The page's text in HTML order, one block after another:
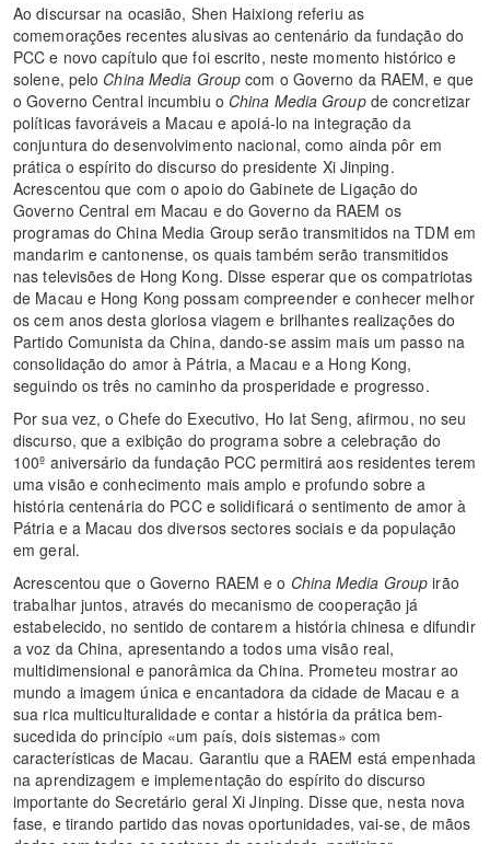
Ao discursar na ocasião, Shen Haixiong referiu as
comemorações recentes alusivas ao centenário da fundação do
PCC e novo capítulo que foi escrito, neste momento histórico e
solene, pelo China Media Group com o Governo da RAEM, e que
o Governo Central incumbiu o China Media Groupde concretizar
políticas favoráveis a Macau e apoiá-lo na integração da
conjuntura do desenvolvimento nacional, como ainda pôr em
prática o espírito do discurso do presidente Xi Jinping.
Acrescentou que com o apoio do Gabinete de Ligação do
Governo Central em Macau e do Governo da RAEM os
programas do China Media Group serão transmitidos na TDM em
mandarim e cantonense, os quais também serão transmitidos
nas televisões de Hong Kong. Disse esperar que os compatriotas
de Macau e Hong Kong possam compreender e conhecer melhor
os cem anos desta gloriosa viagem e brilhantes realizações do
Partido Comunista da China, dando-se assim mais um passo na
consolidação do amor à Pátria, a Macau e a Hong Kong,
seguindo os três no caminho da prosperidade e progresso.
Por sua vez, o Chefe do Executivo, Ho Iat Seng, afirmou, no seu
discurso, que a exibição do programa sobre a celebração do
100º aniversário da fundação PCC permitirá aos residentes terem
uma visão e conhecimento mais amplo e profundo sobre a
história centenária do PCC e solidificará o sentimento de amor à
Pátria e a Macau dos diversos sectores sociais e da população
em geral.
Acrescentou que o Governo RAEM e o China Media Group irão
trabalhar juntos, através do mecanismo de cooperação já
estabelecido, no sentido de contarem a história chinesa e difundir
a voz da China, apresentando a todos uma visão real,
multidimensional e panorâmica da China. Prometeu mostrar ao
mundo a imagem única e encantadora da cidade de Macau e a
sua rica multiculturalidade e contar a história da prática bem-
sucedida do princípio «um país, dois sistemas» com
características de Macau. Garantiu que a RAEM está empenhada
na aprendizagem e implementação do espírito do discurso
importante do Secretário geral Xi Jinping. Disse que, nesta nova
fase, e tirando partido das novas oportunidades, vai-se, de mãos